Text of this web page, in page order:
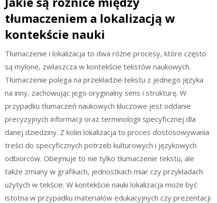
tłumaczeniem a lokalizacją w
kontekście nauki
Tłumaczenie i lokalizacja to dwa różne procesy, które często
są mylone, zwłaszcza w kontekście tekstów naukowych.
Tłumaczenie polega na przekładzie tekstu z jednego języka
na inny, zachowując jego oryginalny sens i strukturę. W
przypadku tłumaczeń naukowych kluczowe jest oddanie
precyzyjnych informacji oraz terminologii specyficznej dla
danej dziedziny. Z kolei lokalizacja to proces dostosowywania
treści do specyficznych potrzeb kulturowych i językowych
odbiorców. Obejmuje to nie tylko tłumaczenie tekstu, ale
także zmiany w grafikach, jednostkach miar czy przykładach
użytych w tekście. W kontekście nauki lokalizacja może być
istotna w przypadku materiałów edukacyjnych czy prezentacji